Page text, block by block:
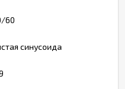
60
синусоида